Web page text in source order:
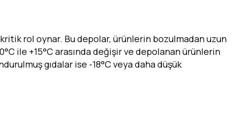
kritik rol oynar. Bu depolar, ürünlerin bozulmadan uzun
ile +15°C arasında değişir ve depolanan ürünlerin
gıdalar ise -18°C veya daha düşük